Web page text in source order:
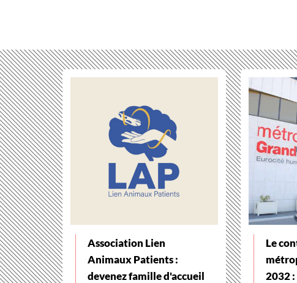
Association Lien
Animaux Patients :
devenez famille d'accueil
Le
2032